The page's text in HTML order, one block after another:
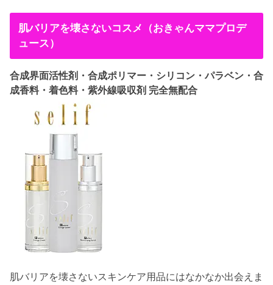
肌バリアを壊さないコスメ（おきゃんママプロデ
ュース）
合成界面活性剤・合成ポリマー・シリコン・パラベン・合
成香料・着色料・紫外線吸収剤 完全無配合
肌バリアを壊さないスキンケア用品にはなかなか出会えま